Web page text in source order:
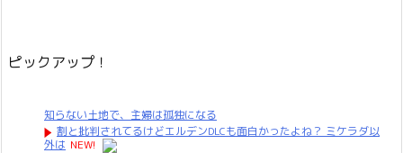
ピックアップ！
知らない土地で、主婦は孤独になる
割と批判されてるけどエルデンDLCも面白かったよね？ ミケラダ以
外は NEW!